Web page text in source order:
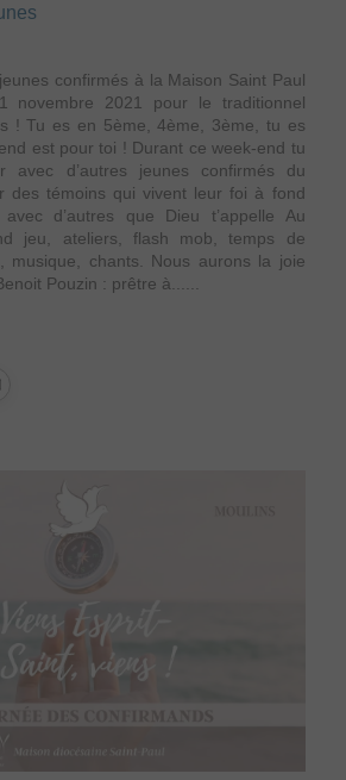
confirmés à la Maison Saint Paul
2021 pour le traditionnel
! Tu es en 5ème, 4ème, 3ème, tu es
est pour toi ! Durant ce week-end tu
avec d’autres jeunes confirmés du
des témoins qui vivent leur foi à fond
avec d’autres que Dieu t’appelle Au
jeu, ateliers, flash mob, temps de
musique, chants. Nous aurons la joie
Pouzin : prêtre à......